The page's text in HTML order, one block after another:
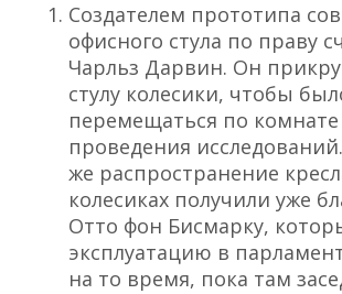
Создателем прототипа
офисного стула по праву
Чарльз Дарвин. Он
стулу колесики, чтобы
перемещаться по
проведения исследований.
же распространение
колесиках получили уже
Отто фон Бисмарку,
эксплуатацию в
на то время, пока там